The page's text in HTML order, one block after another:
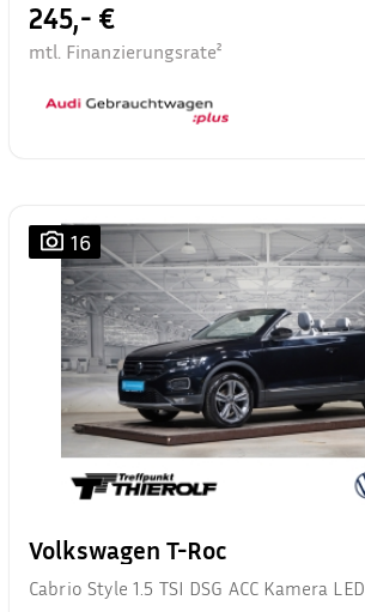
245,- €
mtl. Finanzierungsrate²
16
Volkswagen T-Roc
Cabrio Style 1.5 TSI DSG ACC Kamera LED